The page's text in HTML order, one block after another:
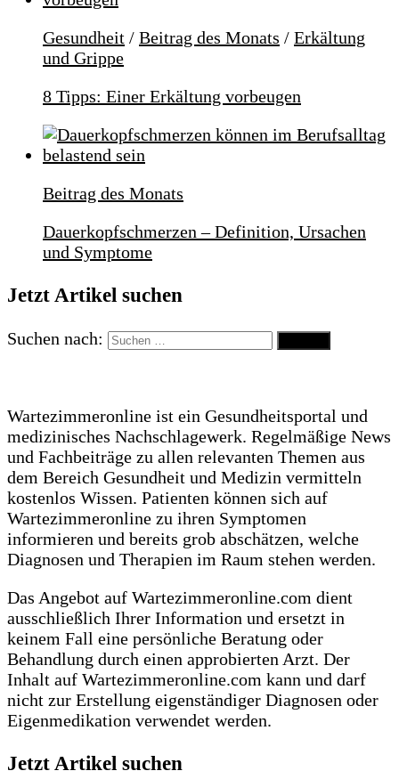
Gesundheit / Beitrag des Monats / Erkältung
und Grippe
8 Tipps: Einer Erkältung vorbeugen
Beitrag des Monats
Dauerkopfschmerzen – Definition, Ursachen
und Symptome
Jetzt Artikel suchen
Suchen nach:
Wartezimmeronline ist ein Gesundheitsportal und
medizinisches Nachschlagewerk. Regelmäßige News
und Fachbeiträge zu allen relevanten Themen aus
dem Bereich Gesundheit und Medizin vermitteln
kostenlos Wissen. Patienten können sich auf
Wartezimmeronline zu ihren Symptomen
informieren und bereits grob abschätzen, welche
Diagnosen und Therapien im Raum stehen werden.
Das Angebot auf Wartezimmeronline.com dient
ausschließlich Ihrer Information und ersetzt in
keinem Fall eine persönliche Beratung oder
Behandlung durch einen approbierten Arzt. Der
Inhalt auf Wartezimmeronline.com kann und darf
nicht zur Erstellung eigenständiger Diagnosen oder
Eigenmedikation verwendet werden.
Jetzt Artikel suchen